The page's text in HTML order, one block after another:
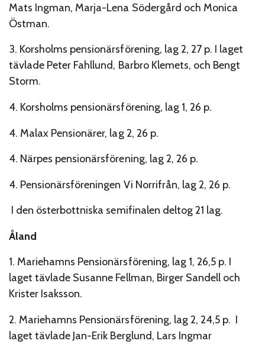
Mats Ingman, Marja-Lena Södergård och Monica
Östman.
3. Korsholms pensionärsförening, lag 2, 27 p. I laget
tävlade Peter Fahllund, Barbro Klemets, och Bengt
Storm.
4. Korsholms pensionärsförening, lag 1, 26 p.
4. Malax Pensionärer, lag 2, 26 p.
4. Närpes pensionärsförening, lag 2, 26 p.
4. Pensionärsföreningen Vi Norrifrån, lag 2, 26 p.
I den österbottniska semifinalen deltog 21 lag.
Åland
1. Mariehamns Pensionärsförening, lag 1, 26,5 p. I
laget tävlade Susanne Fellman, Birger Sandell och
Krister Isaksson.
2. Mariehamns Pensionärsförening, lag 2, 24,5 p. I
laget tävlade Jan-Erik Berglund, Lars Ingmar